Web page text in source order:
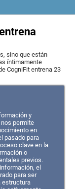
sino que están
íntimamente
CogniFit entrena 23
y
permite
en
pasado para
clave en la
o
previos.
el
para ser
estructura